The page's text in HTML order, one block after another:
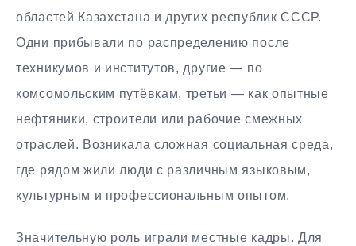
областей Казахстана и других республик СССР.
Одни прибывали по распределению после
техникумов и институтов, другие — по
комсомольским путёвкам, третьи — как опытные
нефтяники, строители или рабочие смежных
отраслей. Возникала сложная социальная среда,
где рядом жили люди с различным языковым,
культурным и профессиональным опытом.
Значительную роль играли местные кадры. Для